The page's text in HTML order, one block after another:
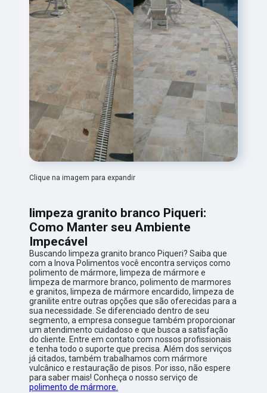
Clique na imagem para expandir
limpeza granito branco Piqueri:
Como Manter seu Ambiente
Impecável
Buscando limpeza granito branco Piqueri? Saiba que
com a Inova Polimentos você encontra serviços como
polimento de mármore, limpeza de mármore e
limpeza de marmore branco, polimento de marmores
e granitos, limpeza de mármore encardido, limpeza de
granilite entre outras opções que são oferecidas para a
sua necessidade. Se diferenciado dentro de seu
segmento, a empresa consegue também proporcionar
um atendimento cuidadoso e que busca a satisfação
do cliente. Entre em contato com nossos profissionais
e tenha todo o suporte que precisa. Além dos serviços
já citados, também trabalhamos com mármore
vulcânico e restauração de pisos. Por isso, não espere
para saber mais! Conheça o nosso serviço de
polimento de mármore.